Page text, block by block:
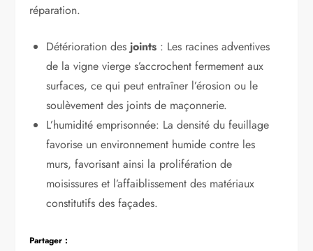
réparation.
Détérioration desjoints : Les racines adventives
de la vigne vierge s’accrochent fermement aux
surfaces, ce qui peut entraîner l’érosion ou le
soulèvement des joints de maçonnerie.
L’humidité emprisonnée: La densité du feuillage
favorise un environnement humide contre les
murs, favorisant ainsi la prolifération de
moisissures et l’affaiblissement des matériaux
constitutifs des façades.
Partager :